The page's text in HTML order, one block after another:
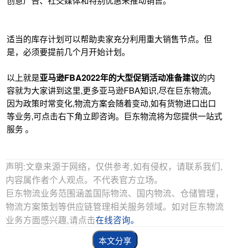
适当的库存计划可以帮助卖家充分利用重大销售节点。但
是，必须要提前几个月开始计划。
以上就是亚马逊FBA2022年的大型促销活动准备建议的内
容就为大家讲到这里,更多亚马逊FBA知识,尽在巨东物流。
因为政策时常变化,物流方案会随着变动,如有货物进口出口
等业务,可点击右下角立即咨询。巨东物流将为您提供一站式
服务 。
声明:文章来源于网络，仅供参考,如有侵权，请联系我们,
内容属作者个人观点。不代表官方立场。
巨东物流业务范围涵盖国际物流、国内物流、仓储管理，
物流方案策划等供应链管理相关服务领域。如对巨东物流
业务方面感兴趣,请点击在线咨询。
本文分享